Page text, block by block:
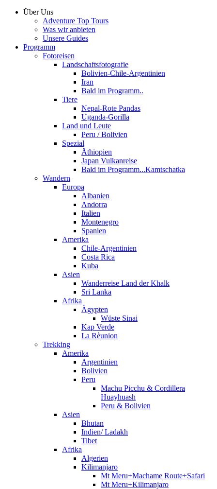
Über Uns
Adventure Top Tours
Was wir anbieten
Unsere Guides
Programm
Fotoreisen
Landschaftsfotografie
Bolivien-Chile-Argentinien
Iran
Bald im Programm..
Tiere
Nepal-Rote Pandas
Uganda-Gorilla
Land und Leute
Peru / Bolivien
Spezial
Äthiopien
Japan Vulkanreise
Bald im Programm...Kamtschatka
Wandern
Europa
Albanien
Andorra
Italien
Montenegro
Spanien
Amerika
Chile-Argentinien
Costa Rica
Kuba
Asien
Wanderreise Land der Khalk
Sri Lanka
Afrika
Ägypten
Wüste Sinai
Kap Verde
La Rèunion
Trekking
Amerika
Argentinien
Bolivien
Peru
Machu Picchu & Cordillera
Huayhuash
Peru & Bolivien
Asien
Bhutan
Indien/ Ladakh
Tibet
Afrika
Algerien
Kilimanjaro
Mt Meru+Machame Route+Safari
Mt Meru+Kilimanjaro